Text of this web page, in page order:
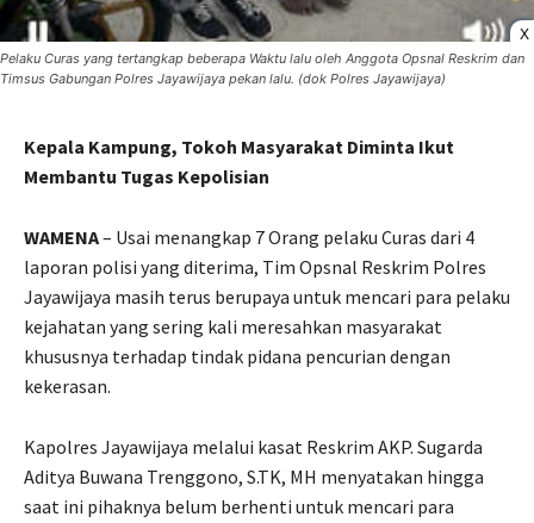
X
Pelaku Curas yang tertangkap beberapa Waktu lalu oleh Anggota Opsnal Reskrim dan
Timsus Gabungan Polres Jayawijaya pekan lalu. (dok Polres Jayawijaya)
Kepala Kampung, Tokoh Masyarakat Diminta Ikut
Membantu Tugas Kepolisian
WAMENA– Usai menangkap 7 Orang pelaku Curas dari 4
laporan polisi yang diterima, Tim Opsnal Reskrim Polres
Jayawijaya masih terus berupaya untuk mencari para pelaku
kejahatan yang sering kali meresahkan masyarakat
khususnya terhadap tindak pidana pencurian dengan
kekerasan.
Kapolres Jayawijaya melalui kasat Reskrim AKP. Sugarda
Aditya Buwana Trenggono, S.TK, MH menyatakan hingga
saat ini pihaknya belum berhenti untuk mencari para